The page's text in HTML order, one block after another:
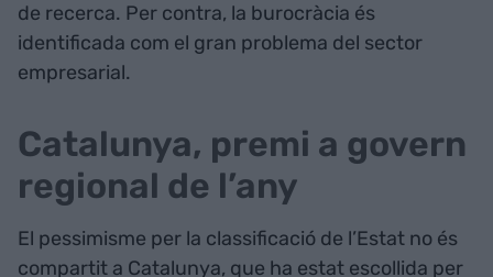
de recerca. Per contra, la burocràcia és
identificada com el gran problema del sector
empresarial.
Catalunya, premi a govern
regional de l’any
El pessimisme per la classificació de l’Estat no és
compartit a Catalunya, que ha estat escollida per